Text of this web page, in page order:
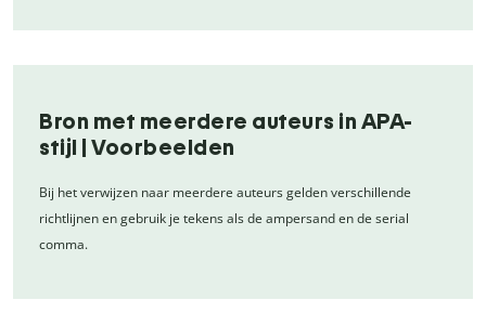
Bron met meerdere auteurs in APA-
stijl | Voorbeelden
Bij het verwijzen naar meerdere auteurs gelden verschillende
richtlijnen en gebruik je tekens als de ampersand en de serial
comma.